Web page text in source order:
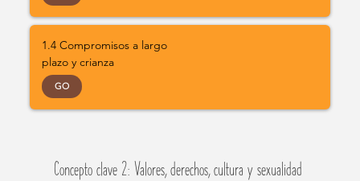
1.4 Compromisos a largo
plazo y crianza
GO
Concepto clave 2: Valores, derechos, cultura y sexualidad